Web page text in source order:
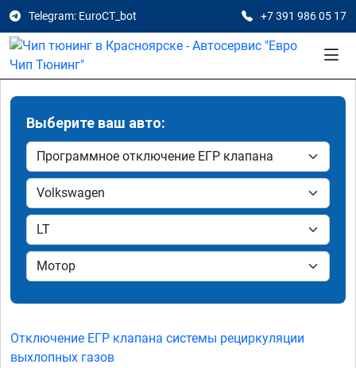
Telegram: EuroCT_bot +7 391 986 05 17
Выберите ваш авто:
Отключение ЕГР клапана системы рециркуляции
выхлопных газов